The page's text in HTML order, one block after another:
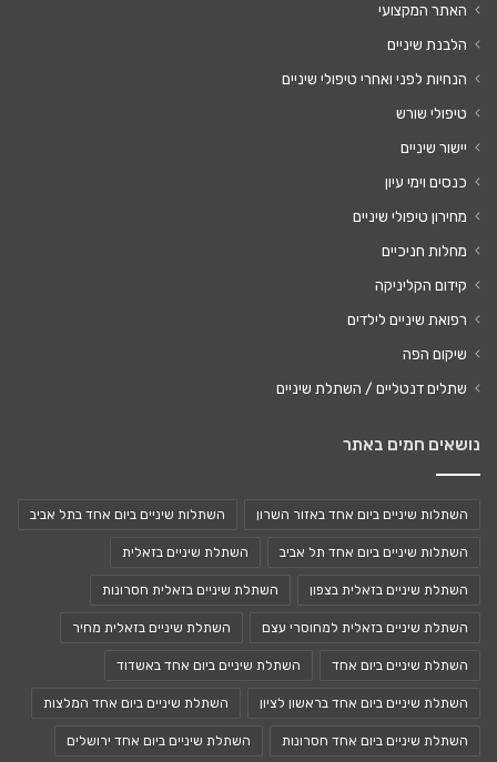
האתר המקצועי
הלבנת שיניים
הנחיות לפני ואחרי טיפולי שיניים
טיפולי שורש
יישור שיניים
כנסים וימי עיון
מחירון טיפולי שיניים
מחלות חניכיים
קידום הקליניקה
רפואת שיניים לילדים
שיקום הפה
שתלים דנטליים / השתלת שיניים
נושאים חמים באתר
השתלות שיניים ביום אחד באזור השרון השתלות שיניים ביום אחד בתל אביב
השתלות שיניים ביום אחד תל אביב השתלת שיניים בזאלית
השתלת שיניים בזאלית בצפון השתלת שיניים בזאלית חסרונות
השתלת שיניים בזאלית למחוסרי עצם השתלת שיניים בזאלית מחיר
השתלת שיניים ביום אחד השתלת שיניים ביום אחד באשדוד
השתלת שיניים ביום אחד בראשון לציון השתלת שיניים ביום אחד המלצות
השתלת שיניים ביום אחד חסרונות השתלת שיניים ביום אחד ירושלים